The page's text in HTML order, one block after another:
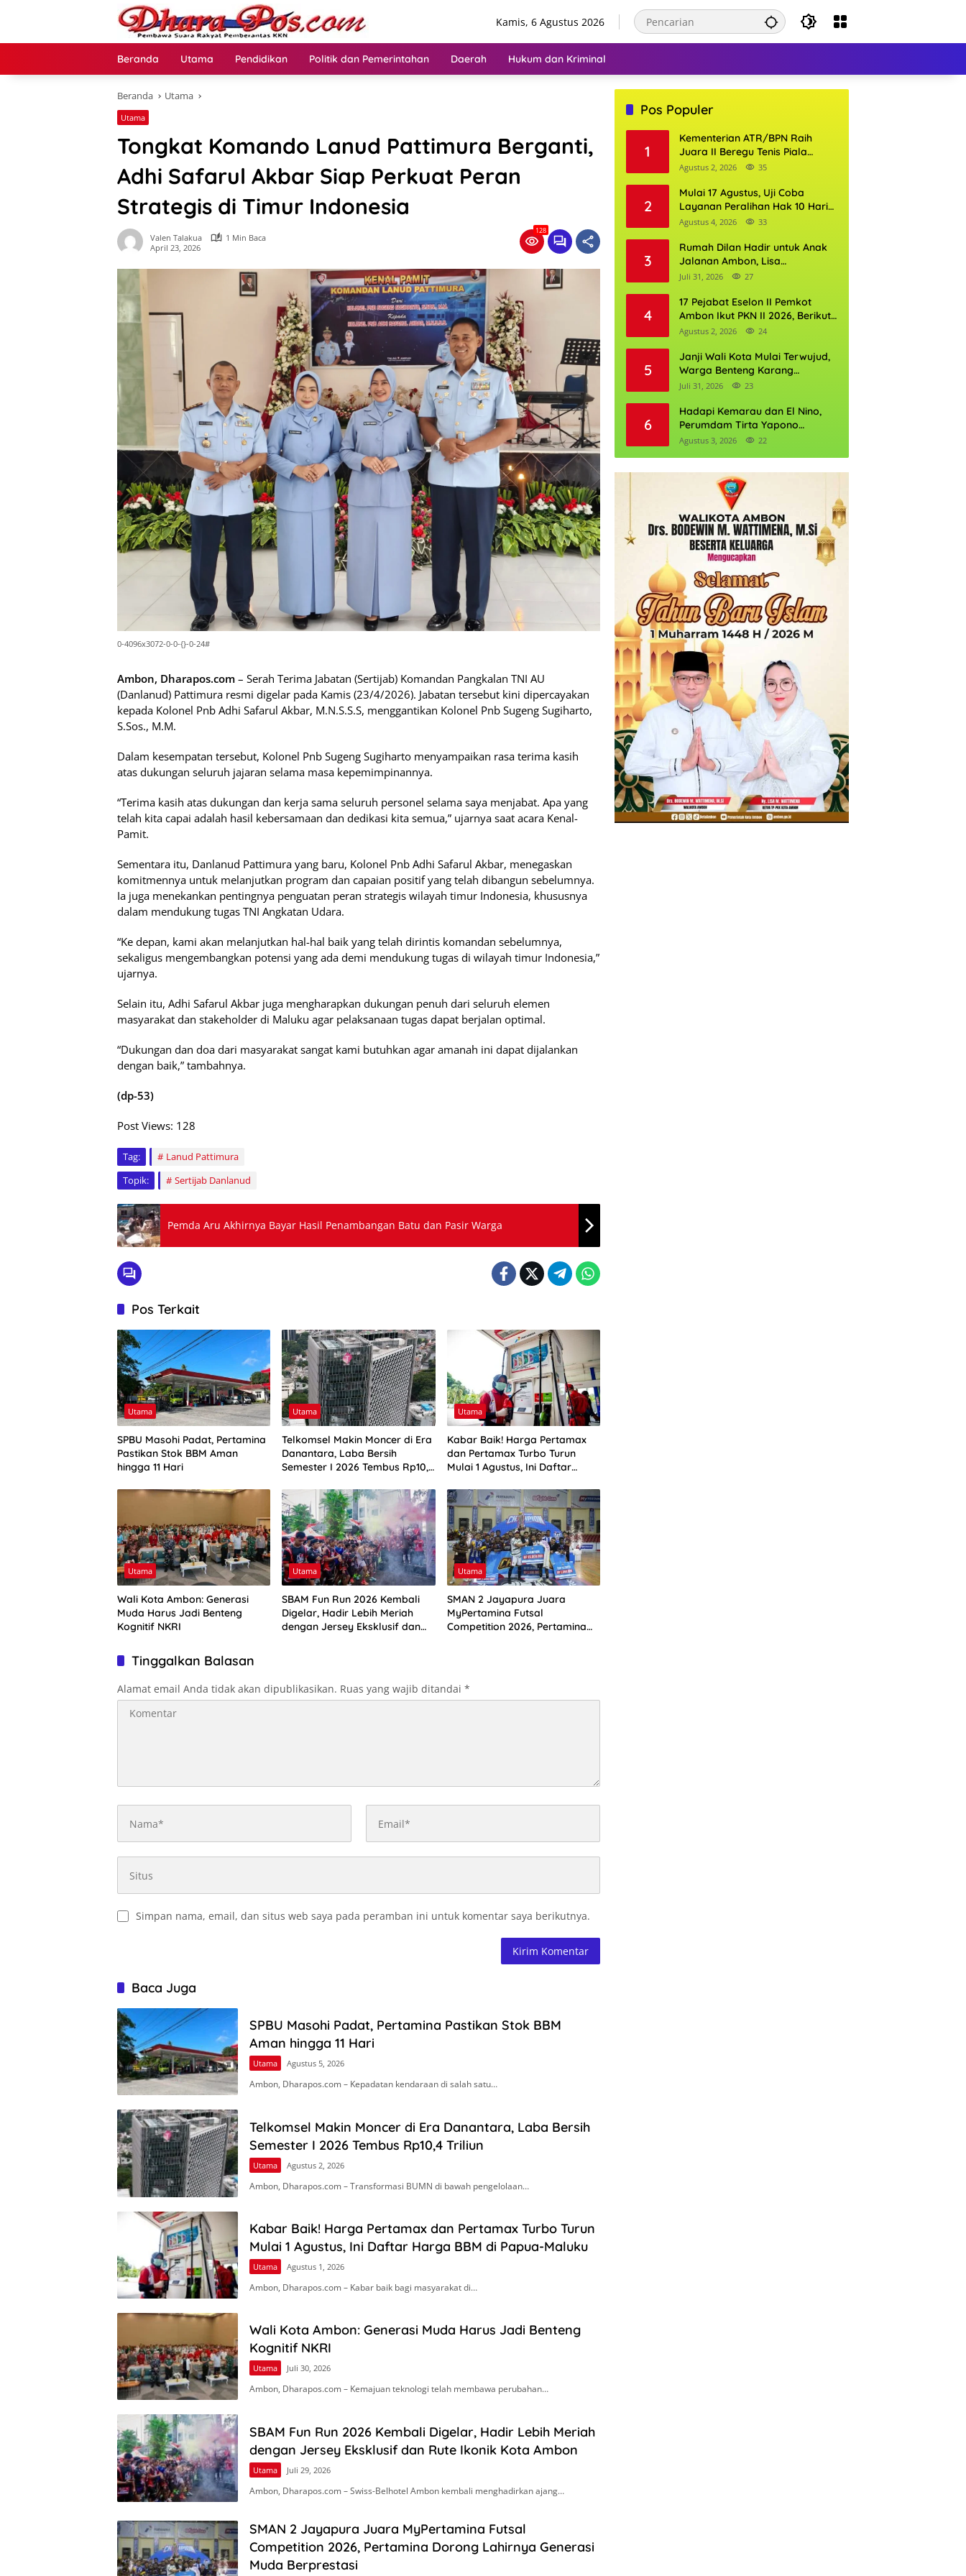
Kamis, 6 Agustus 2026
Beranda Utama Pendidikan Politik dan Pemerintahan Daerah Hukum dan Kriminal
Beranda Utama
Utama
Tongkat Komando Lanud Pattimura Berganti,
Adhi Safarul Akbar Siap Perkuat Peran
Strategis di Timur Indonesia
Valen Talakua
1 Min Baca
April 23, 2026
128
0-4096x3072-0-0-{}-0-24#
Ambon, Dharapos.com – Serah Terima Jabatan (Sertijab) Komandan Pangkalan TNI AU
(Danlanud) Pattimura resmi digelar pada Kamis (23/4/2026). Jabatan tersebut kini dipercayakan
kepada Kolonel Pnb Adhi Safarul Akbar, M.N.S.S.S, menggantikan Kolonel Pnb Sugeng Sugiharto,
S.Sos., M.M.
Dalam kesempatan tersebut, Kolonel Pnb Sugeng Sugiharto menyampaikan rasa terima kasih
atas dukungan seluruh jajaran selama masa kepemimpinannya.
“Terima kasih atas dukungan dan kerja sama seluruh personel selama saya menjabat. Apa yang
telah kita capai adalah hasil kebersamaan dan dedikasi kita semua,” ujarnya saat acara Kenal-
Pamit.
Sementara itu, Danlanud Pattimura yang baru, Kolonel Pnb Adhi Safarul Akbar, menegaskan
komitmennya untuk melanjutkan program dan capaian positif yang telah dibangun sebelumnya.
Ia juga menekankan pentingnya penguatan peran strategis wilayah timur Indonesia, khususnya
dalam mendukung tugas TNI Angkatan Udara.
“Ke depan, kami akan melanjutkan hal-hal baik yang telah dirintis komandan sebelumnya,
sekaligus mengembangkan potensi yang ada demi mendukung tugas di wilayah timur Indonesia,”
ujarnya.
Selain itu, Adhi Safarul Akbar juga mengharapkan dukungan penuh dari seluruh elemen
masyarakat dan stakeholder di Maluku agar pelaksanaan tugas dapat berjalan optimal.
“Dukungan dan doa dari masyarakat sangat kami butuhkan agar amanah ini dapat dijalankan
dengan baik,” tambahnya.
(dp-53)
Post Views: 128
Tag:
Lanud Pattimura
Topik:
Sertijab Danlanud
Pemda Aru Akhirnya Bayar Hasil Penambangan Batu dan Pasir Warga
Pos Terkait
Utama
SPBU Masohi Padat, Pertamina
Pastikan Stok BBM Aman
hingga 11 Hari
Utama
Telkomsel Makin Moncer di Era
Danantara, Laba Bersih
Semester I 2026 Tembus Rp10,4
Utama
Kabar Baik! Harga Pertamax
dan Pertamax Turbo Turun
Mulai 1 Agustus, Ini Daftar
Utama
Wali Kota Ambon: Generasi
Muda Harus Jadi Benteng
Kognitif NKRI
Utama
SBAM Fun Run 2026 Kembali
Digelar, Hadir Lebih Meriah
dengan Jersey Eksklusif dan
Utama
SMAN 2 Jayapura Juara
MyPertamina Futsal
Competition 2026, Pertamina
Tinggalkan Balasan
Alamat email Anda tidak akan dipublikasikan. Ruas yang wajib ditandai *
Simpan nama, email, dan situs web saya pada peramban ini untuk komentar saya berikutnya.
Baca Juga
SPBU Masohi Padat, Pertamina Pastikan Stok BBM
Aman hingga 11 Hari
Utama Agustus 5, 2026
Ambon, Dharapos.com – Kepadatan kendaraan di salah satu…
Telkomsel Makin Moncer di Era Danantara, Laba Bersih
Semester I 2026 Tembus Rp10,4 Triliun
Utama Agustus 2, 2026
Ambon, Dharapos.com – Transformasi BUMN di bawah pengelolaan…
Kabar Baik! Harga Pertamax dan Pertamax Turbo Turun
Mulai 1 Agustus, Ini Daftar Harga BBM di Papua-Maluku
Utama Agustus 1, 2026
Ambon, Dharapos.com – Kabar baik bagi masyarakat di…
Wali Kota Ambon: Generasi Muda Harus Jadi Benteng
Kognitif NKRI
Utama Juli 30, 2026
Ambon, Dharapos.com – Kemajuan teknologi telah membawa perubahan…
SBAM Fun Run 2026 Kembali Digelar, Hadir Lebih Meriah
dengan Jersey Eksklusif dan Rute Ikonik Kota Ambon
Utama Juli 29, 2026
Ambon, Dharapos.com – Swiss-Belhotel Ambon kembali menghadirkan ajang…
SMAN 2 Jayapura Juara MyPertamina Futsal
Competition 2026, Pertamina Dorong Lahirnya Generasi
Muda Berprestasi
Pos Populer
1
Kementerian ATR/BPN Raih
Juara II Beregu Tenis Piala
Gubernur DKI Jakarta 2026
Agustus 2, 2026 35
2
Mulai 17 Agustus, Uji Coba
Layanan Peralihan Hak 10 Hari
di 15 Kantor Pertanahan
Agustus 4, 2026 33
3
Rumah Dilan Hadir untuk Anak
Jalanan Ambon, Lisa
Wattimena: Tak Ada Anak yang
Depannya
Juli 31, 2026 27
4
17 Pejabat Eselon II Pemkot
Ambon Ikut PKN II 2026, Berikut
Daftarnya
Agustus 2, 2026 24
5
Janji Wali Kota Mulai Terwujud,
Warga Benteng Karang
Ditargetkan Nikmati Air Bersih
Juli 31, 2026 23
6
Hadapi Kemarau dan El Nino,
Perumdam Tirta Yapono
Perkuat Cadangan Air Ambon
Agustus 3, 2026 22